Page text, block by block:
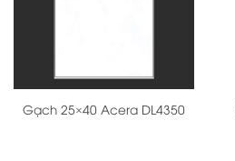
Gạch 25×40 Acera DL4350